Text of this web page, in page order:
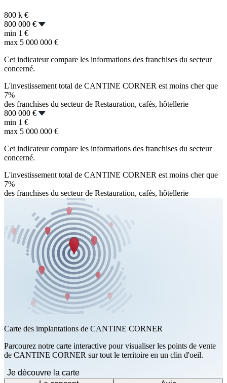
800 k €
800 000 €
min 1 €
max 5 000 000 €
Cet indicateur compare les informations des franchises du secteur
concerné.
L'investissement total de CANTINE CORNER est moins cher que
7%
des franchises du secteur de Restauration, cafés, hôtellerie
800 000 €
min 1 €
max 5 000 000 €
Cet indicateur compare les informations des franchises du secteur
concerné.
L'investissement total de CANTINE CORNER est moins cher que
7%
des franchises du secteur de Restauration, cafés, hôtellerie
Carte des implantations de CANTINE CORNER
Parcourez notre carte interactive pour visualiser les points de vente
de CANTINE CORNER sur tout le territoire en un clin d'oeil.
Je découvre la carte